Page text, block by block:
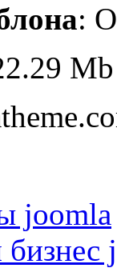
:
Mb
joomla
бизнес